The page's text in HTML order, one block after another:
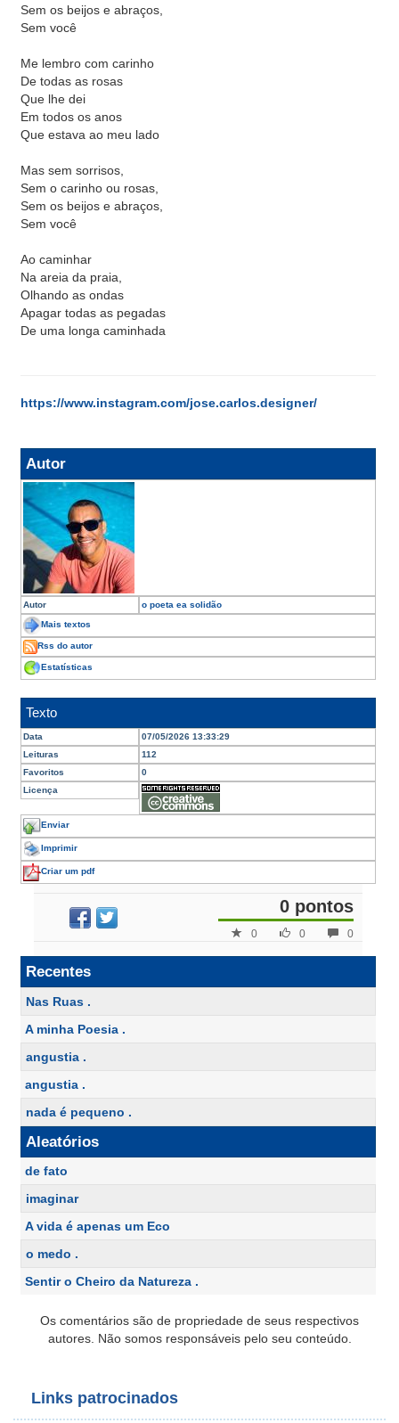
Sem os beijos e abraços,
Sem você
Me lembro com carinho
De todas as rosas
Que lhe dei
Em todos os anos
Que estava ao meu lado
Mas sem sorrisos,
Sem o carinho ou rosas,
Sem os beijos e abraços,
Sem você
Ao caminhar
Na areia da praia,
Olhando as ondas
Apagar todas as pegadas
De uma longa caminhada
https://www.instagram.com/jose.carlos.designer/
Autor
Autor o poeta ea solidão
Mais textos
Rss do autor
Estatísticas
Texto
Data
07/05/2026 13:33:29
Leituras
112
Favoritos
0
Licença
Enviar
Imprimir
Criar um pdf
0 pontos
0
0
0
Recentes
Nas Ruas .
A minha Poesia .
angustia .
angustia .
nada é pequeno .
Aleatórios
de fato
imaginar
A vida é apenas um Eco
o medo .
Sentir o Cheiro da Natureza .
Os comentários são de propriedade de seus respectivos
autores. Não somos responsáveis pelo seu conteúdo.
Links patrocinados